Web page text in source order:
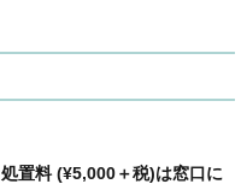
処置料 (¥5,000＋税)は窓口に